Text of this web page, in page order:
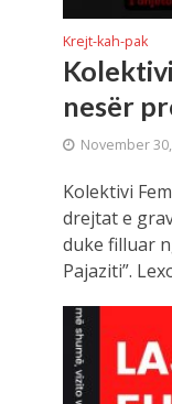
Krejt-kah-pak
nesër
November
Kolektivi
drejtat e
duke filluar
Pajaziti”.